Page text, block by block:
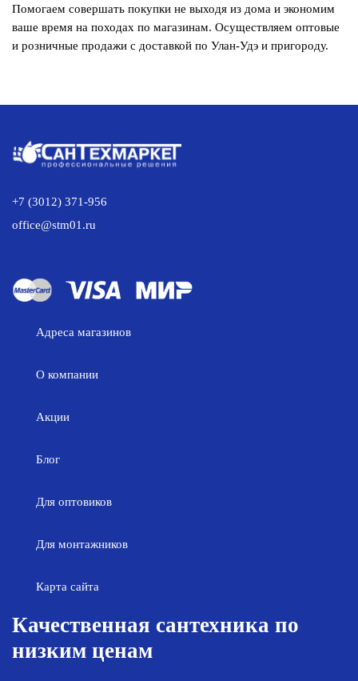
Помогаем совершать покупки не выходя из дома и экономим
ваше время на походах по магазинам. Осуществляем оптовые
и розничные продажи с доставкой по Улан-Удэ и пригороду.
+7 (3012) 371-956
office@stm01.ru
Адреса магазинов
О компании
Акции
Блог
Для оптовиков
Для монтажников
Карта сайта
Качественная сантехника по
низким ценам